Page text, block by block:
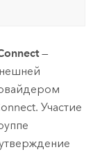
—
. Участие